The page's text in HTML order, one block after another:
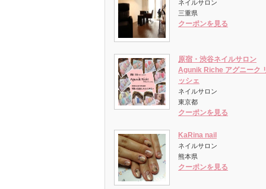
ネイルサロン
三重県
クーポンを見る
原宿・渋谷ネイルサロン
Agunik Riche アグニーク
ッシェ
ネイルサロン
東京都
クーポンを見る
KaRina nail
ネイルサロン
熊本県
クーポンを見る